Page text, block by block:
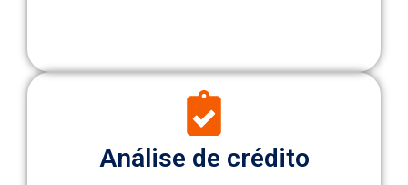
Análise de crédito